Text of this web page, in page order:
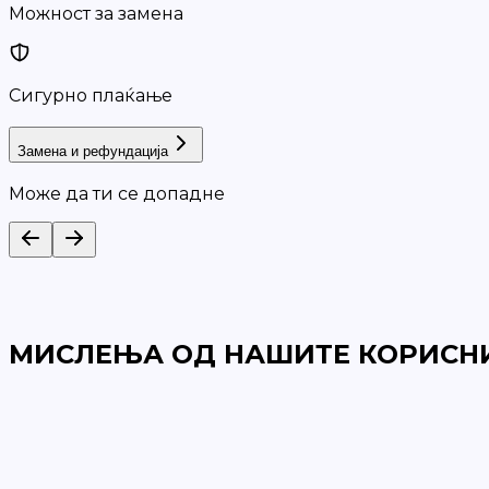
Можност за замена
Сигурно плаќање
Замена и рефундација
Може да ти се допадне
МИСЛЕЊА ОД НАШИТЕ